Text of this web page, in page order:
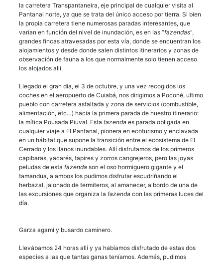
la carretera Transpantaneira, eje principal de cualquier visita al
Pantanal norte, ya que se trata del único acceso por tierra. Si bien
la propia carretera tiene numerosas paradas interesantes, que
varían en función del nivel de inundación, es en las “fazendas”,
grandes fincas atravesadas por esta vía, donde se encuentran los
alojamientos y desde donde salen distintos itinerarios y zonas de
observación de fauna a los que normalmente solo tienen acceso
los alojados allí.
Llegado el gran día, el 3 de octubre, y una vez recogidos los
coches en el aeropuerto de Cuiabá, nos dirigimos a Poconé, ultimo
pueblo con carretera asfaltada y zona de servicios (combustible,
alimentación, etc…) hacia la primera parada de nuestro itinerario:
la mítica Pousada Piuval. Esta fazenda es parada obligada en
cualquier viaje a El Pantanal, pionera en ecoturismo y enclavada
en un hábitat que supone la transición entre el ecosistema de El
Cerrado y los llanos inundables. Allí disfrutamos de los primeros
capibaras, yacarés, tapires y zorros cangrejeros, pero las joyas
peludas de esta fazenda son el oso hormiguero gigante y el
tamandua, a ambos los pudimos disfrutar escudriñando el
herbazal, jalonado de termiteros, al amanecer, a bordo de una de
las excursiones que organiza la fazenda con las primeras luces del
día.
Garza agamí y busardo caminero.
Llevábamos 24 horas allí y ya habíamos disfrutado de estas dos
especies a las que tantas ganas teníamos. Además, pudimos